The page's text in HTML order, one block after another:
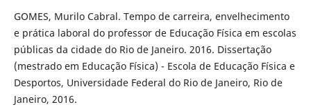
GOMES, Murilo Cabral. Tempo de carreira, envelhecimento
e prática laboral do professor de Educação Física em escolas
públicas da cidade do Rio de Janeiro. 2016. Dissertação
(mestrado em Educação Física) - Escola de Educação Física e
Desportos, Universidade Federal do Rio de Janeiro, Rio de
Janeiro, 2016.